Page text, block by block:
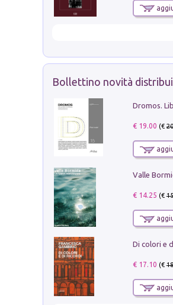
Bollettino novità
€ 19.00 (€
Valle
€ 14.25 (€
Di colori e
€ 17.10 (€